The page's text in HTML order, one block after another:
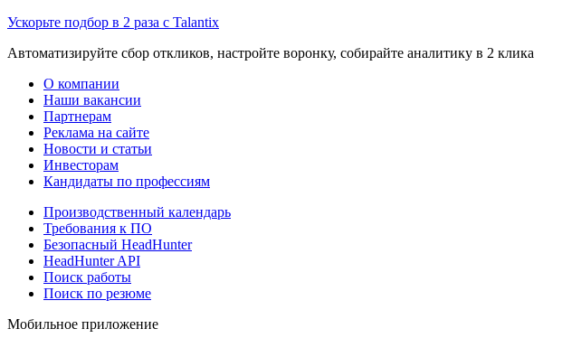
Ускорьте подбор в 2 раза с Talantix
Автоматизируйте сбор откликов, настройте воронку, собирайте аналитику в 2 клика
О компании
Наши вакансии
Партнерам
Реклама на сайте
Новости и статьи
Инвесторам
Кандидаты по профессиям
Производственный календарь
Требования к ПО
Безопасный HeadHunter
HeadHunter API
Поиск работы
Поиск по резюме
Мобильное приложение